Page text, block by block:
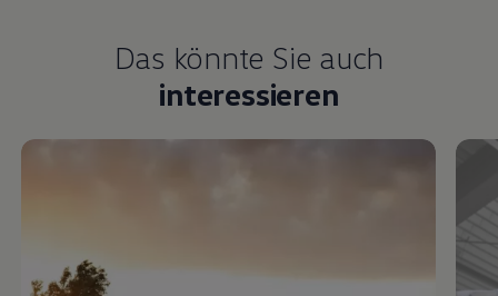
Das könnte Sie auch
interessieren